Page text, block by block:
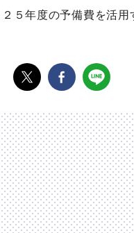
５年度の予備費を活用